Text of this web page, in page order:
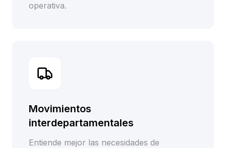
operativa.
Movimientos
interdepartamentales
Entiende mejor las necesidades de